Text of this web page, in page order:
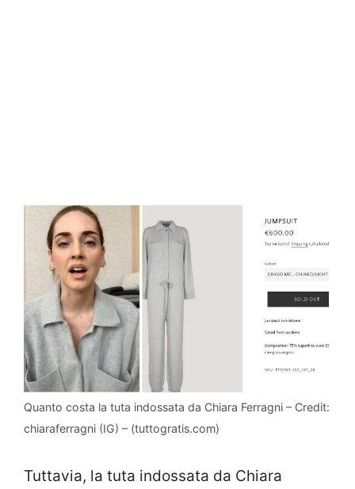
Quanto costa la tuta indossata da Chiara Ferragni – Credit:
chiaraferragni (IG) – (tuttogratis.com)
Tuttavia, la tuta indossata da Chiara